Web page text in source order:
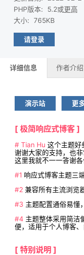
PHP版本: 5.2或更高
大小: 765KB
请登录
详细信息 作者介绍
演示站 更
[ 极简响应式博客 ]
# Tian Hu 这个主题好
谢谢大家的支持，也
这里我就不一一答谢
#1 响应式博客主题三
#2 兼容所有主流浏览
#3 主题配置通俗易懂
#4 主题整体采用简洁
便，适用于个人博客
[ 特别说明 ]